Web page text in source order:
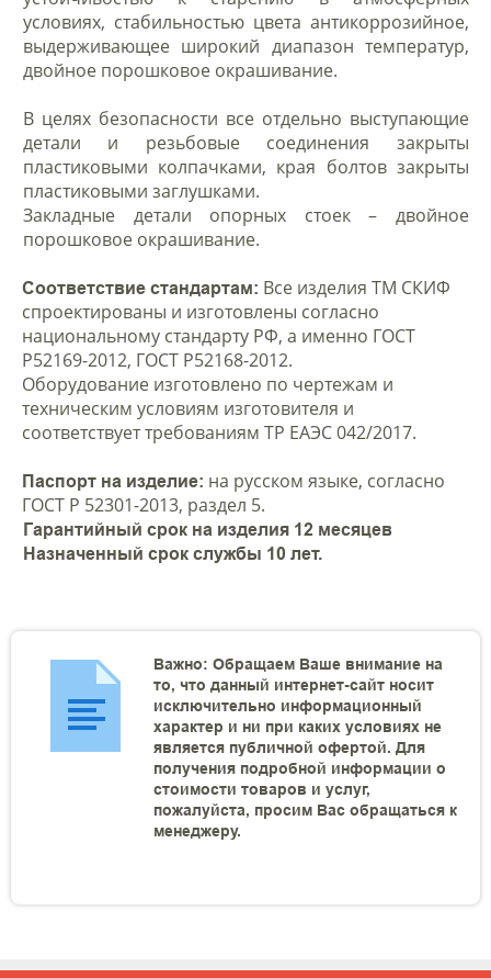
условиях, стабильностью цвета антикоррозийное,
выдерживающее широкий диапазон температур,
двойное порошковое окрашивание.
В целях безопасности все отдельно выступающие
детали и резьбовые соединения закрыты
пластиковыми колпачками, края болтов закрыты
пластиковыми заглушками.
Закладные детали опорных стоек – двойное
порошковое окрашивание.
Соответствие стандартам: Все изделия ТМ СКИФ
спроектированы и изготовлены согласно
национальному стандарту РФ, а именно ГОСТ
Р52169-2012, ГОСТ Р52168-2012.
Оборудование изготовлено по чертежам и
техническим условиям изготовителя и
соответствует требованиям ТР ЕАЭС 042/2017.
Паспорт на изделие: на русском языке, согласно
ГОСТ Р 52301-2013, раздел 5.
Гарантийный срок на изделия 12 месяцев
Назначенный срок службы 10 лет.
Важно: Обращаем Ваше внимание на
то, что данный интернет-сайт носит
исключительно информационный
характер и ни при каких условиях не
является публичной офертой. Для
получения подробной информации о
стоимости товаров и услуг,
пожалуйста, просим Вас обращаться к
менеджеру.